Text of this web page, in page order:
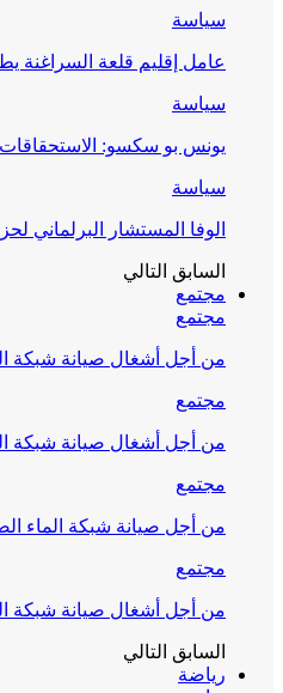
سياسة
عامل إقليم قلعة السراغنة يطلق
سياسة
يونس بو سكسو:
سياسة
الوفا المستشار البرلماني
السابق التالي
مجتمع
مجتمع
من أجل أشغال صيانة شبكة
مجتمع
من أجل أشغال صيانة شبكة
مجتمع
من أجل صيانة شبكة الماء
مجتمع
من أجل أشغال صيانة شبكة
السابق التالي
رياضة